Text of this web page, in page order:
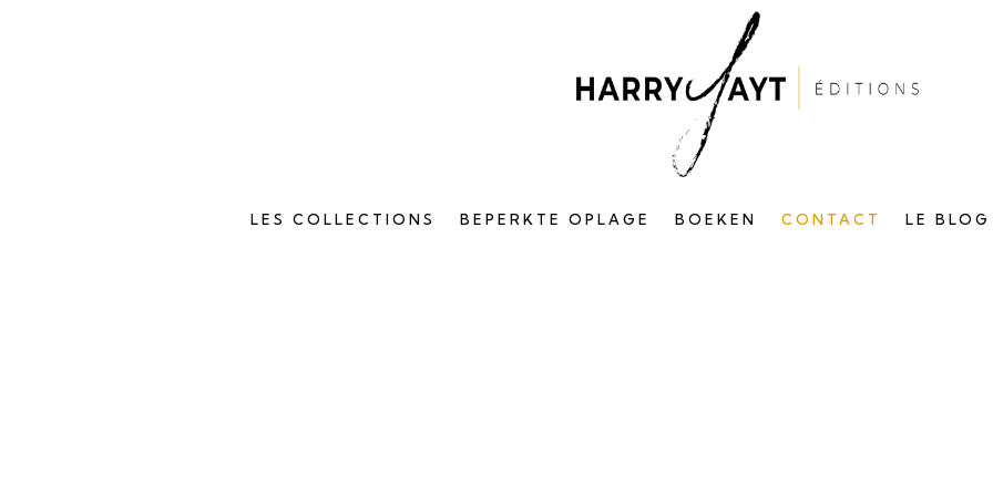
LES COLLECTIONS BEPERKTE OPLAGE BOEKEN CONTACT LE BLOG